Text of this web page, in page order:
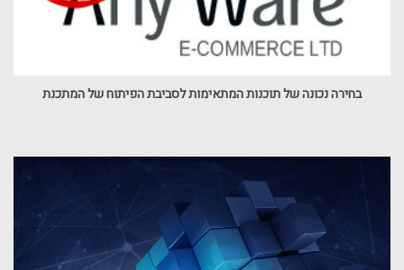
בחירה נכונה של תוכנות המתאימות לסביבת הפיתוח של המתכנת